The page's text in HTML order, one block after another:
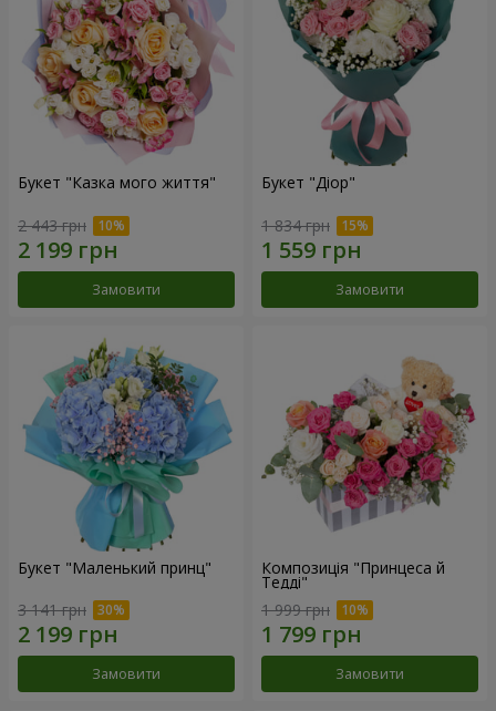
Букет "Казка мого життя"
2 443 грн
Замовити
Букет "Діор"
1 834 грн
Замовити
Букет "Маленький принц"
3 141 грн
Замовити
Композиція "Принцеса й
Тедді"
1 999 грн
Замовити